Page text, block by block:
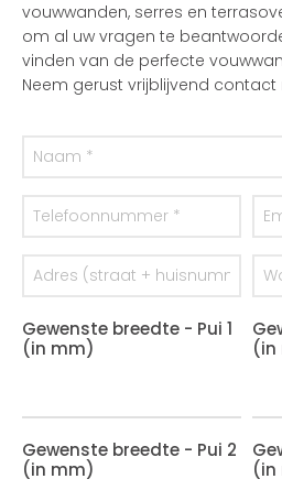
vouwwanden, serres en
om al uw vragen te
vinden van de perfecte
Neem gerust vrijblijvend
Gewenste breedte - Pui 1
(in mm)
(in
Gewenste breedte - Pui 2
(in mm)
(in